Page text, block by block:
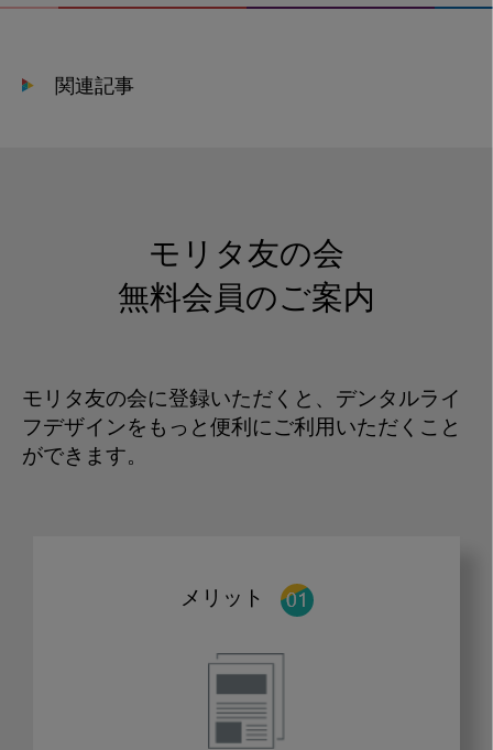
関連記事
モリタ友の会
無料会員のご案内
モリタ友の会に登録いただくと、デンタルライ
フデザインをもっと便利にご利用いただくこと
ができます。
メリット